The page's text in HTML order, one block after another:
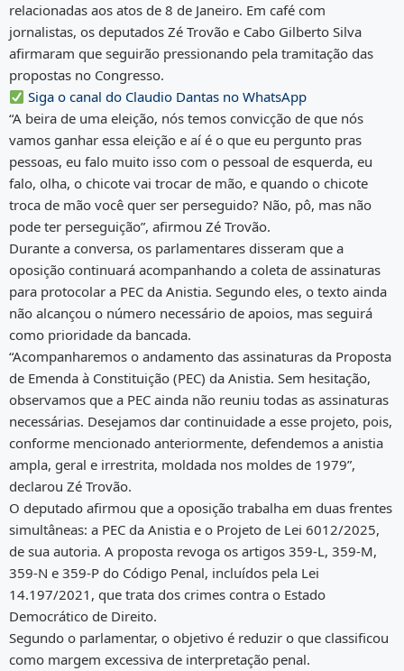
relacionadas aos atos de 8 de Janeiro. Em café com
jornalistas, os deputados Zé Trovão e Cabo Gilberto Silva
afirmaram que seguirão pressionando pela tramitação das
propostas no Congresso.
Siga o canal do Claudio Dantas no WhatsApp
“A beira de uma eleição, nós temos convicção de que nós
vamos ganhar essa eleição e aí é o que eu pergunto pras
pessoas, eu falo muito isso com o pessoal de esquerda, eu
falo, olha, o chicote vai trocar de mão, e quando o chicote
troca de mão você quer ser perseguido? Não, pô, mas não
pode ter perseguição”, afirmou Zé Trovão.
Durante a conversa, os parlamentares disseram que a
oposição continuará acompanhando a coleta de assinaturas
para protocolar a PEC da Anistia. Segundo eles, o texto ainda
não alcançou o número necessário de apoios, mas seguirá
como prioridade da bancada.
“Acompanharemos o andamento das assinaturas da Proposta
de Emenda à Constituição (PEC) da Anistia. Sem hesitação,
observamos que a PEC ainda não reuniu todas as assinaturas
necessárias. Desejamos dar continuidade a esse projeto, pois,
conforme mencionado anteriormente, defendemos a anistia
ampla, geral e irrestrita, moldada nos moldes de 1979”,
declarou Zé Trovão.
O deputado afirmou que a oposição trabalha em duas frentes
simultâneas: a PEC da Anistia e o Projeto de Lei 6012/2025,
de sua autoria. A proposta revoga os artigos 359-L, 359-M,
359-N e 359-P do Código Penal, incluídos pela Lei
14.197/2021, que trata dos crimes contra o Estado
Democrático de Direito.
Segundo o parlamentar, o objetivo é reduzir o que classificou
como margem excessiva de interpretação penal.